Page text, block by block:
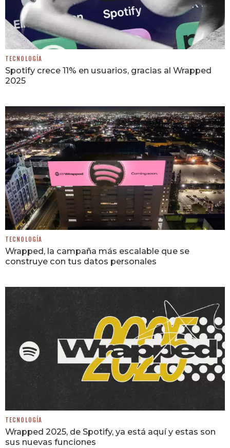
TECNOLOGÍA
Spotify crece 11% en usuarios, gracias al Wrapped
2025
TECNOLOGÍA
Wrapped, la campaña más escalable que se
construye con tus datos personales
TECNOLOGÍA
Wrapped 2025, de Spotify, ya está aquí y estas son
sus nuevas funciones